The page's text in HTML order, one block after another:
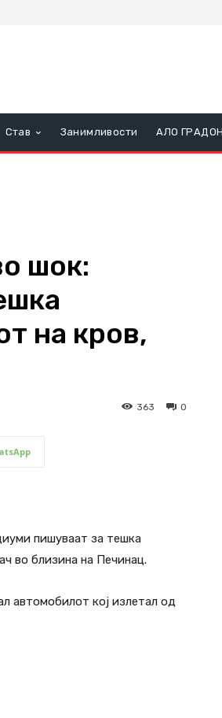
Став Занимливости АЛО
шок:
на кров,
0
363
пишуваат за тешка
во близина на Печинац.
автомобилот кој излетал од